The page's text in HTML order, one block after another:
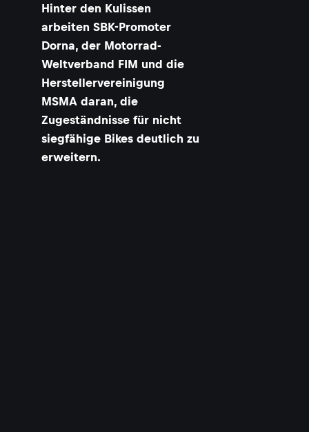
Hinter den Kulissen
arbeiten SBK-Promoter
Dorna, der Motorrad-
Weltverband FIM und die
Herstellervereinigung
MSMA daran, die
Zugeständnisse für nicht
siegfähige Bikes deutlich zu
erweitern.